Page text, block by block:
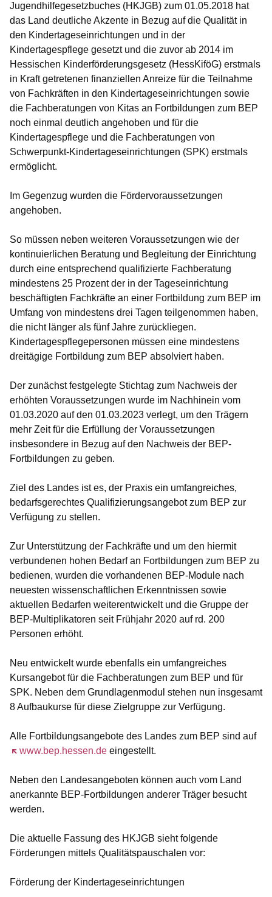
Jugendhilfegesetzbuches (HKJGB) zum 01.05.2018 hat
das Land deutliche Akzente in Bezug auf die Qualität in
den Kindertageseinrichtungen und in der
Kindertagespflege gesetzt und die zuvor ab 2014 im
Hessischen Kinderförderungsgesetz (HessKiföG) erstmals
in Kraft getretenen finanziellen Anreize für die Teilnahme
von Fachkräften in den Kindertageseinrichtungen sowie
die Fachberatungen von Kitas an Fortbildungen zum BEP
noch einmal deutlich angehoben und für die
Kindertagespflege und die Fachberatungen von
Schwerpunkt-Kindertageseinrichtungen (SPK) erstmals
ermöglicht.
Im Gegenzug wurden die Fördervoraussetzungen
angehoben.
So müssen neben weiteren Voraussetzungen wie der
kontinuierlichen Beratung und Begleitung der Einrichtung
durch eine entsprechend qualifizierte Fachberatung
mindestens 25 Prozent der in der Tageseinrichtung
beschäftigten Fachkräfte an einer Fortbildung zum BEP im
Umfang von mindestens drei Tagen teilgenommen haben,
die nicht länger als fünf Jahre zurückliegen.
Kindertagespflegepersonen müssen eine mindestens
dreitägige Fortbildung zum BEP absolviert haben.
Der zunächst festgelegte Stichtag zum Nachweis der
erhöhten Voraussetzungen wurde im Nachhinein vom
01.03.2020 auf den 01.03.2023 verlegt, um den Trägern
mehr Zeit für die Erfüllung der Voraussetzungen
insbesondere in Bezug auf den Nachweis der BEP-
Fortbildungen zu geben.
Ziel des Landes ist es, der Praxis ein umfangreiches,
bedarfsgerechtes Qualifizierungsangebot zum BEP zur
Verfügung zu stellen.
Zur Unterstützung der Fachkräfte und um den hiermit
verbundenen hohen Bedarf an Fortbildungen zum BEP zu
bedienen, wurden die vorhandenen BEP-Module nach
neuesten wissenschaftlichen Erkenntnissen sowie
aktuellen Bedarfen weiterentwickelt und die Gruppe der
BEP-Multiplikatoren seit Frühjahr 2020 auf rd. 200
Personen erhöht.
Neu entwickelt wurde ebenfalls ein umfangreiches
Kursangebot für die Fachberatungen zum BEP und für
SPK. Neben dem Grundlagenmodul stehen nun insgesamt
8 Aufbaukurse für diese Zielgruppe zur Verfügung.
Alle Fortbildungsangebote des Landes zum BEP sind auf
www.bep.hessen.de
Öffnet sich in einem neuen Fenster
eingestellt.
Neben den Landesangeboten können auch vom Land
anerkannte BEP-Fortbildungen anderer Träger besucht
werden.
Die aktuelle Fassung des HKJGB sieht folgende
Förderungen mittels Qualitätspauschalen vor:
Förderung der Kindertageseinrichtungen